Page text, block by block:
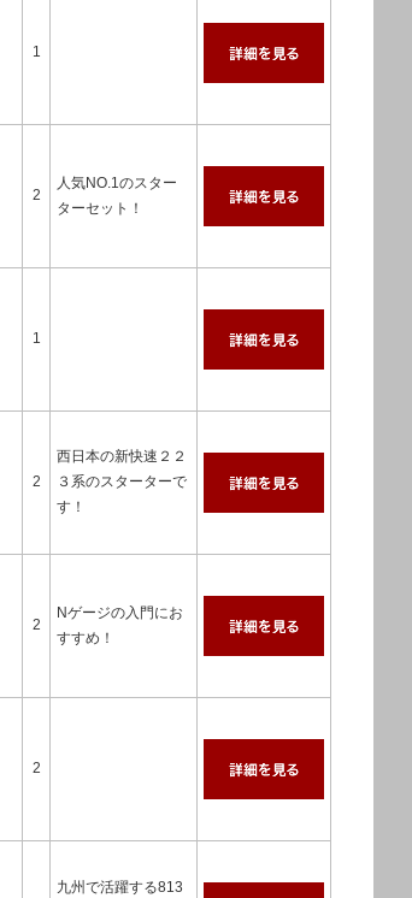
1
2
人気NO.1のスター
ターセット！
1
2
西日本の新快速２２
３系のスターターで
す！
2
Nゲージの入門にお
すすめ！
2
九州で活躍する813